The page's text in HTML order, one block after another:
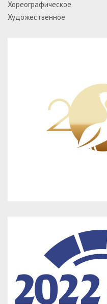
Хореографическое
Художественное